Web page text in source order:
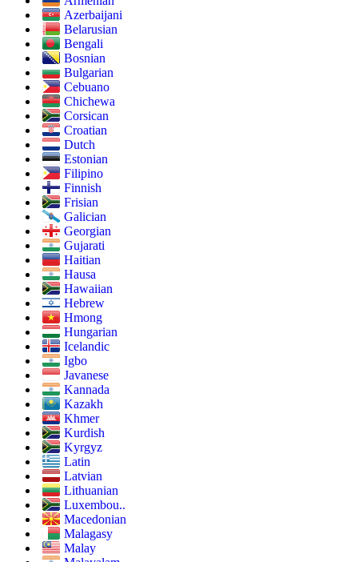
Azerbaijani
Belarusian
Bengali
Bosnian
Bulgarian
Cebuano
Chichewa
Corsican
Croatian
Dutch
Estonian
Filipino
Finnish
Frisian
Galician
Georgian
Gujarati
Haitian
Hausa
Hawaiian
Hebrew
Hmong
Hungarian
Icelandic
Igbo
Javanese
Kannada
Kazakh
Khmer
Kurdish
Kyrgyz
Latin
Latvian
Lithuanian
Luxembou..
Macedonian
Malagasy
Malay